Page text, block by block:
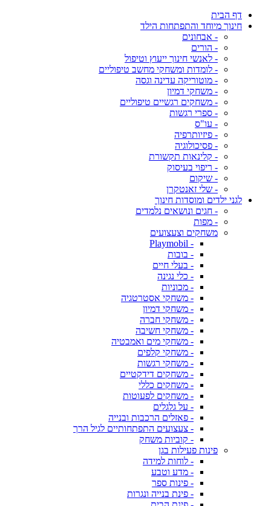
דף הבית
חינוך מיוחד והתפתחות הילד
- אבחונים
- הורים
- לאנשי חינוך ייעוץ וטיפול
- לומדות ומשחקי מחשב טיפוליים
- מוטוריקה עדינה וגסה
- משחקי דמיון
- משחקים רגשיים טיפוליים
- ספרי רגשות
- עו"ס
- פיזיותרפיה
- פסיכולוגיה
- קלינאות תקשורת
- ריפוי בעיסוק
- שיקום
- שלי זאנטקרן
לגני ילדים ומוסדות חינוך
- חגים ונושאים נלמדים
- מפות
משחקים וצעצועים
- Playmobil
- בובות
- בעלי חיים
- כלי נגינה
- מכוניות
- משחקי אסטרטגיה
- משחקי דמיון
- משחקי חברה
- משחקי חשיבה
- משחקי מים ואמבטיה
- משחקי קלפים
- משחקי רגשות
- משחקים דידקטיים
- משחקים כללי
- משחקים לפעוטות
- על גלגלים
- פאזלים הרכבות ובנייה
- צעצועים התפתחותיים לגיל הרך
- קוביות משחק
פינות פעילות בגן
- לוחות למידה
- מדע וטבע
- פינות ספר
- פינת בנייה ונגרות